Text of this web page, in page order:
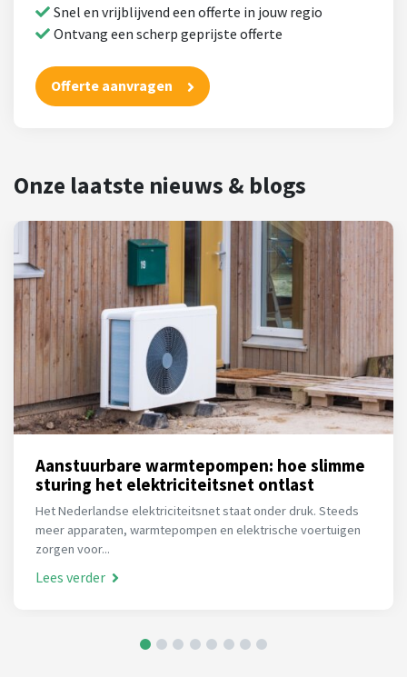
Snel en vrijblijvend een offerte in jouw regio
Ontvang een scherp geprijste offerte
Offerte aanvragen
Onze laatste nieuws & blogs
Aanstuurbare warmtepompen: hoe slimme
sturing het elektriciteitsnet ontlast
Het Nederlandse elektriciteitsnet staat onder druk. Steeds
meer apparaten, warmtepompen en elektrische voertuigen
zorgen voor...
Lees verder